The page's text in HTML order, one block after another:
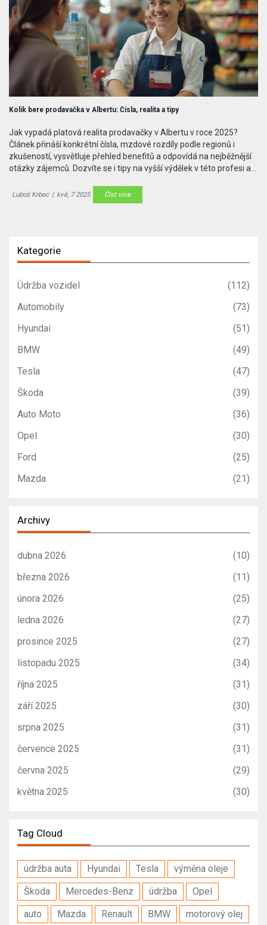
Kolik bere prodavačka v Albertu: Čísla, realita a tipy
Jak vypadá platová realita prodavačky v Albertu v roce 2025?
Článek přináší konkrétní čísla, mzdové rozdíly podle regionů i
zkušeností, vysvětluje přehled benefitů a odpovídá na nejběžnější
otázky zájemců. Dozvíte se i tipy na vyšší výdělek v této profesi a
vám usnadní rozhodování o práci v obchodě.
Luboš Krbec | kvě, 7 2025 Číst více
Kategorie
Údržba vozidel
(112)
Automobily
(73)
Hyundai
(51)
BMW
(49)
Tesla
(47)
Škoda
(39)
Auto Moto
(36)
Opel
(30)
Ford
(25)
Mazda
(21)
Archivy
dubna 2026
(10)
března 2026
(11)
února 2026
(25)
ledna 2026
(27)
prosince 2025
(27)
listopadu 2025
(34)
října 2025
(31)
září 2025
(30)
srpna 2025
(31)
července 2025
(31)
června 2025
(29)
května 2025
(30)
Tag Cloud
údržba auta Hyundai Tesla
výměna oleje
Škoda
Mercedes-Benz údržba
Opel
auto
Mazda Renault BMW motorový olej